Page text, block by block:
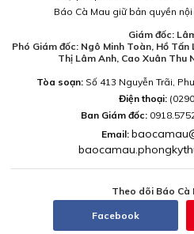
Báo Cà Mau giữ bản quyền
Giám đốc:
Phó Giám đốc: Ngô Minh Toàn, Hồ
Thị Lâm Anh, Cao Xuân Thu
Tòa soạn:Số 413 Nguyễn Trãi,
Điện thoại:
Ban Giám đốc:
Email:
Theo dõi Báo Cà
Facebook